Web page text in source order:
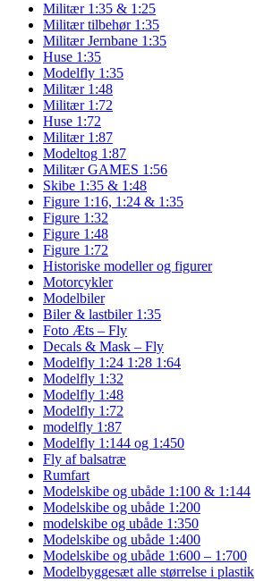
Militær 1:35 & 1:25
Militær tilbehør 1:35
Militær Jernbane 1:35
Huse 1:35
Modelfly 1:35
Militær 1:48
Militær 1:72
Huse 1:72
Militær 1:87
Modeltog 1:87
Militær GAMES 1:56
Skibe 1:35 & 1:48
Figure 1:16, 1:24 & 1:35
Figure 1:32
Figure 1:48
Figure 1:72
Historiske modeller og figurer
Motorcykler
Modelbiler
Biler & lastbiler 1:35
Foto Æts – Fly
Decals & Mask – Fly
Modelfly 1:24 1:28 1:64
Modelfly 1:32
Modelfly 1:48
Modelfly 1:72
modelfly 1:87
Modelfly 1:144 og 1:450
Fly af balsatræ
Rumfart
Modelskibe og ubåde 1:100 & 1:144
Modelskibe og ubåde 1:200
modelskibe og ubåde 1:350
Modelskibe og ubåde 1:400
Modelskibe og ubåde 1:600 – 1:700
Modelbyggesæt alle størrelse i plastik